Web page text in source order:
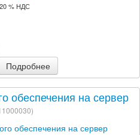
% НДС
Подробнее
обеспечения на сервер
)